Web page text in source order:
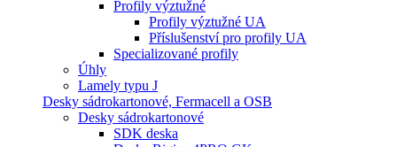
Profily výztužné
Profily výztužné UA
Příslušenství pro profily UA
Specializované profily
Úhly
Lamely typu J
Desky sádrokartonové, Fermacell a OSB
Desky sádrokartonové
SDK deska